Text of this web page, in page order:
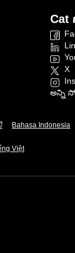
X
అన్ని
Bahasa Indonesia
Việt